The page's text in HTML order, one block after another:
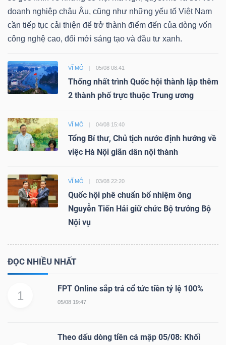
doanh nghiệp châu Âu, cũng như những yếu tố Việt Nam
cần tiếp tục cải thiện để trở thành điểm đến của dòng vốn
công nghệ cao, đổi mới sáng tạo và đầu tư xanh.
VĨ MÔ 05/08 08:41
Thống nhất trình Quốc hội thành lập thêm
2 thành phố trực thuộc Trung ương
VĨ MÔ 04/08 15:40
Tổng Bí thư, Chủ tịch nước định hướng về
việc Hà Nội giãn dân nội thành
VĨ MÔ 03/08 22:20
Quốc hội phê chuẩn bổ nhiệm ông
Nguyễn Tiến Hải giữ chức Bộ trưởng Bộ
Nội vụ
ĐỌC NHIỀU NHẤT
1
FPT Online sắp trả cổ tức tiền tỷ lệ 100%
05/08 19:47
Theo dấu dòng tiền cá mập 05/08: Khối